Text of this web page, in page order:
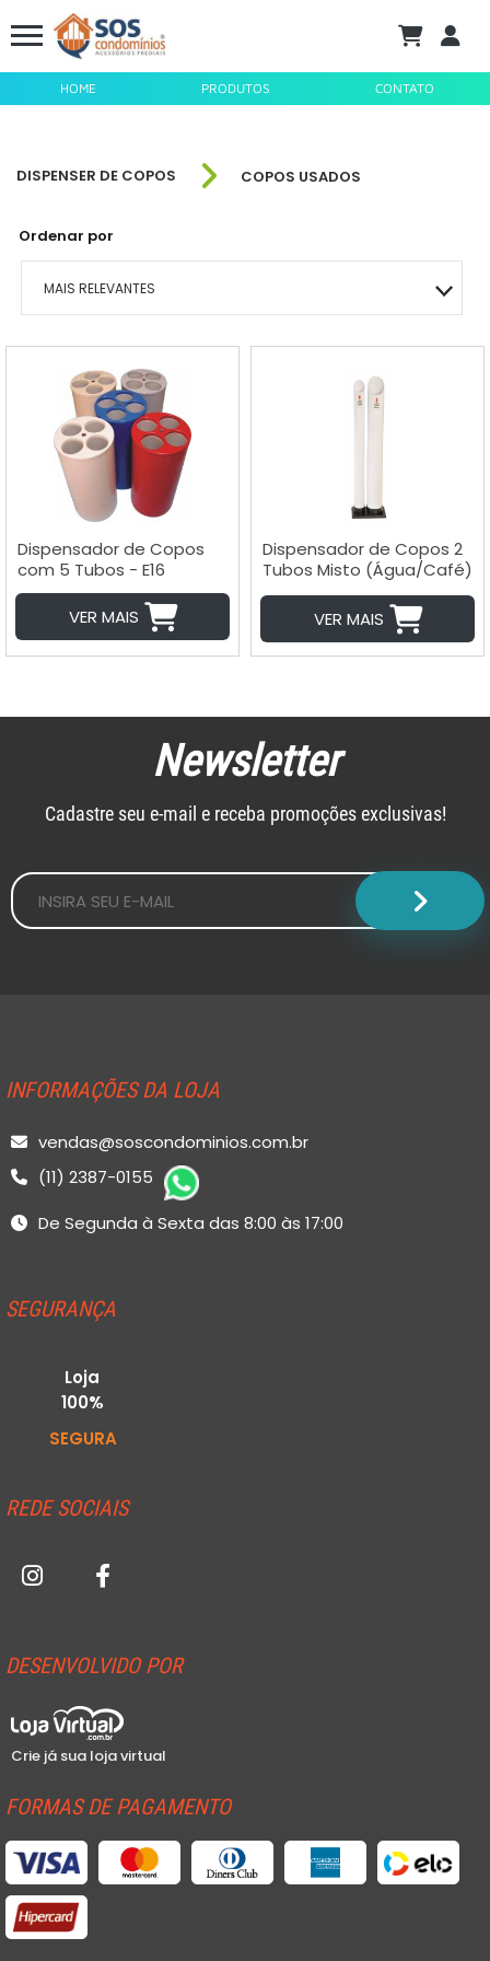
HOME PRODUTOS CONTATO
DISPENSER DE COPOS COPOS USADOS
Ordenar por
MAIS RELEVANTES
MAIS VENDIDOS
MENOR PREÇO
MAIOR PREÇO
A - Z
Dispensador de Copos
com 5 Tubos - E16
VER MAIS
Dispensador de Copos 2
Tubos Misto (Água/Café)
- E14
VER MAIS
Newsletter
Cadastre seu e-mail e receba promoções exclusivas!
INFORMAÇÕES DA LOJA
vendas@soscondominios.com.br
(11) 2387-0155
De Segunda à Sexta das 8:00 às 17:00
SEGURANÇA
Loja
100%
SEGURA
REDE SOCIAIS
DESENVOLVIDO POR
Crie já sua loja virtual
FORMAS DE PAGAMENTO